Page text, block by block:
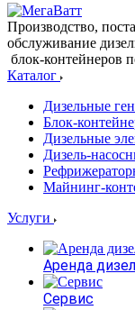
Производство,
обслуживание
блок-контейнеров
Каталог
Дизельные
Блок-
Дизельные
Дизель-
Майнинг-
Услуги
Аренда
Сервис